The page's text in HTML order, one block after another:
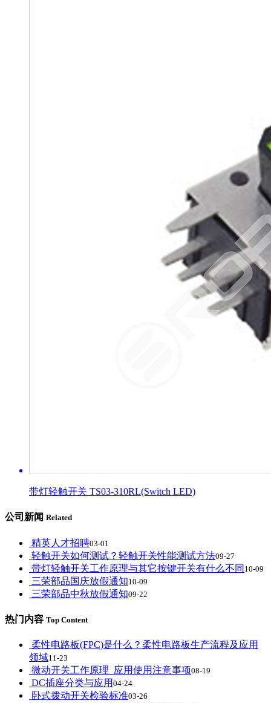
带灯轻触开关 TS03-310RL(Switch LED)
公司新闻 Related
精英人才招聘03-01
轻触开关如何测试？轻触开关性能测试方法09-27
带灯轻触开关工作原理与其它按键开关有什么不同 10-09
三荣部品国庆放假通知10-09
三荣部品中秋放假通知09-22
热门内容 Top Content
柔性电路板(FPC)是什么？柔性电路板生产流程及应用
领域11-23
微动开关工作原理_应用使用注意事项08-19
DC插座分类与应用 04-24
卧式拨动开关检验标准03-26